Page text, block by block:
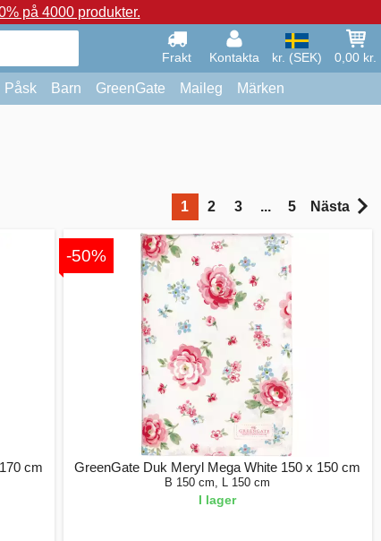
på 4000 produkter.
Frakt Kontakta kr. (SEK) 0,00 kr.
Påsk Barn GreenGate Maileg Märken
1 2 3 ... 5 Nästa
cm
-50%
GreenGate Duk Meryl Mega White 150 x 150 cm
B 150 cm, L 150 cm
I lager